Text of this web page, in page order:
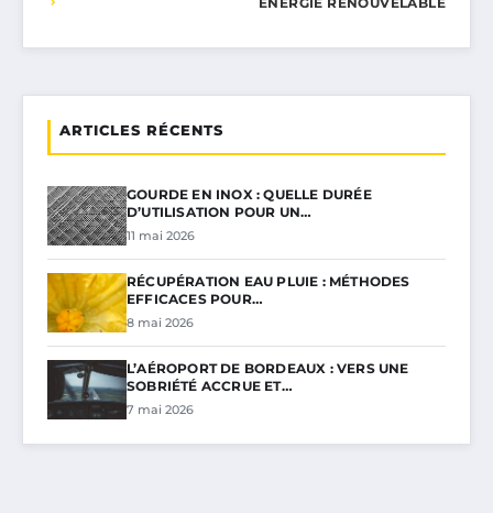
ARTICLES RÉCENTS
GOURDE EN INOX : QUELLE DURÉE
D’UTILISATION POUR UN…
11 mai 2026
RÉCUPÉRATION EAU PLUIE : MÉTHODES
EFFICACES POUR…
8 mai 2026
L’AÉROPORT DE BORDEAUX : VERS UNE
SOBRIÉTÉ ACCRUE ET…
7 mai 2026